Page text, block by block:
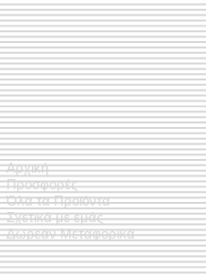
Αρχική
Προσφορές
Όλα τα Προϊόντα
Σχετικά με εμάς
Δωρεάν Μεταφορικά